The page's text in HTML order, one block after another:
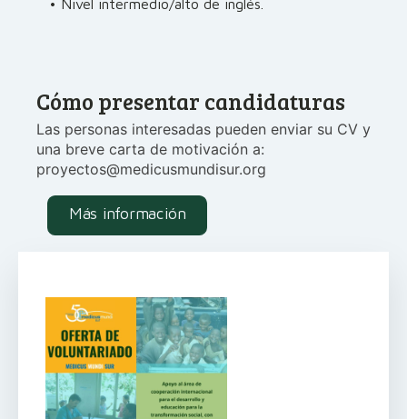
• Nivel intermedio/alto de inglés.
Cómo presentar candidaturas
Las personas interesadas pueden enviar su CV y
una breve carta de motivación a:
proyectos@medicusmundisur.org
Más información